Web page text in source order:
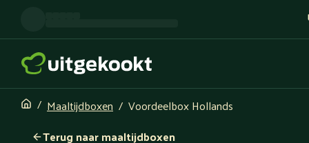
Maaltijdboxen
Voordeelbox Hollands
Terug naar maaltijdboxen